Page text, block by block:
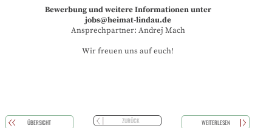
Bewerbung und weitere Informationen unter
jobs@heimat-lindau.de
Ansprechpartner: Andrej Mach
Wir freuen uns auf euch!
ÜBERSICHT ZURÜCK WEITERLESEN